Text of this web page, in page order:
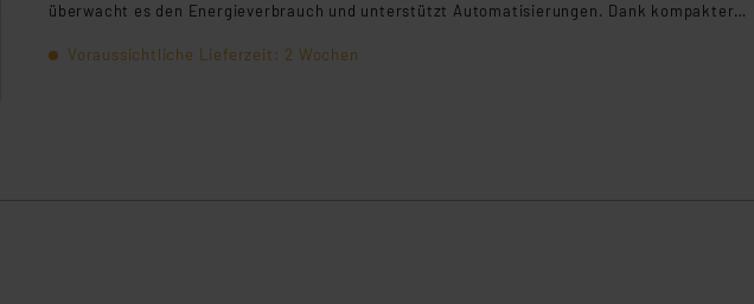
überwacht es den Energieverbrauch und unterstützt Automatisierungen. Dank kompakter
Voraussichtliche Lieferzeit: 2 Wochen